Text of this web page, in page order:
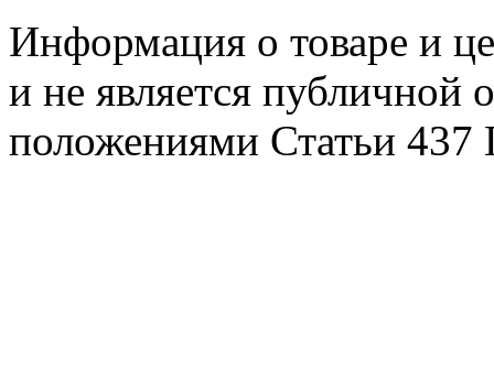
Информация о товаре и
и не является публичной
положениями Статьи 437